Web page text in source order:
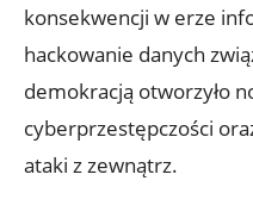
konsekwencji w erze
hackowanie danych
demokracją otworzyło
⁤cyberprzestępczości
‍ataki ‌z zewnątrz.